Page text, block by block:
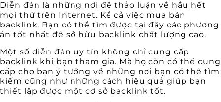
Diễn đàn là những nơi để thảo luận về hầu hết
mọi thứ trên Internet. Kể cả việc mua bán
backlink. Bạn có thể tìm được tại đây các phương
án tốt nhất để sở hữu backlink chất lượng cao.
Một số diễn đàn uy tín không chỉ cung cấp
backlink khi bạn tham gia. Mà họ còn có thể cung
cấp cho bạn ý tưởng về những nơi bạn có thể tìm
kiếm cũng như những cách hiệu quả giúp bạn
thiết lập được một cơ sở backlink tốt.